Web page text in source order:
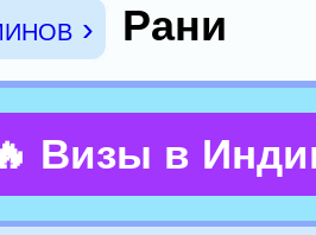
› Рани
Визы в